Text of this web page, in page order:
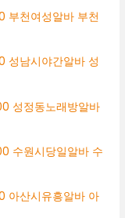
부천여성알바 부천
성남시야간알바 성
성정동노래방알바
수원시당일알바 수
아산시유흥알바 아